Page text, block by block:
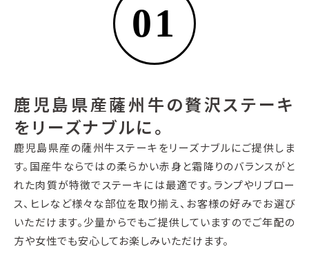
01
鹿児島県産薩州牛の贅沢ステーキ
をリーズナブルに。
鹿児島県産の薩州牛ステーキをリーズナブルにご提供しま
す。国産牛ならではの柔らかい赤身と霜降りのバランスがと
れた肉質が特徴でステーキには最適です。ランプやリブロー
ス、ヒレなど様々な部位を取り揃え、お客様の好みでお選び
いただけます。少量からでもご提供していますのでご年配の
方や女性でも安心してお楽しみいただけます。